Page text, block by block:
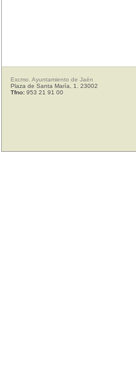
Excmo. Ayuntamiento de Jaén
Plaza de Santa María, 1. 23002
Tfno: 953 21 91 00